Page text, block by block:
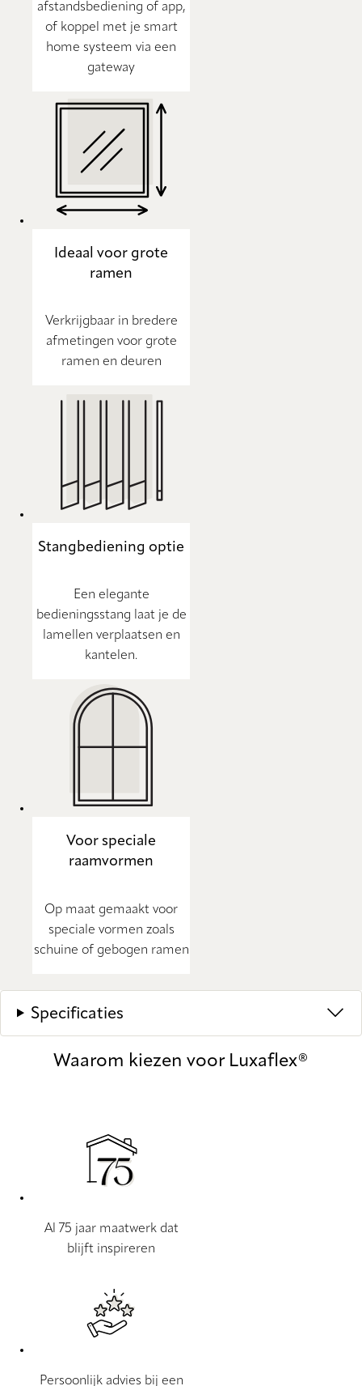
afstandsbediening of app,
of koppel met je smart
home systeem via een
gateway
Ideaal voor grote
ramen
Verkrijgbaar in bredere
afmetingen voor grote
ramen en deuren
Stangbediening optie
Een elegante
bedieningsstang laat je de
lamellen verplaatsen en
kantelen.
Voor speciale
raamvormen
Op maat gemaakt voor
speciale vormen zoals
schuine of gebogen ramen
Specificaties
Waarom kiezen voor Luxaflex®
Al 75 jaar maatwerk dat
blijft inspireren
Persoonlijk advies bij een